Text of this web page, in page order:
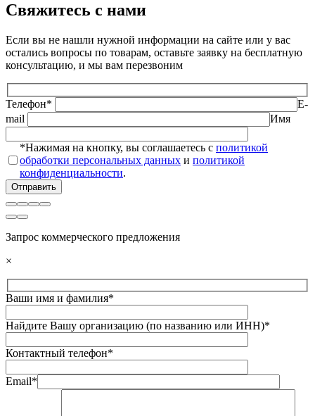
Свяжитесь с нами
Если вы не нашли нужной информации на сайте или у вас
остались вопросы по товарам, оставьте заявку на бесплатную
консультацию, и мы вам перезвоним
Телефон*
E-
mail
Имя
*Нажимая на кнопку, вы соглашаетесь с политикой
обработки персональных данных и политикой
конфиденциальности.
Запрос коммерческого предложения
×
Ваши имя и фамилия*
Найдите Вашу организацию (по названию или ИНН)*
Контактный телефон*
Email*